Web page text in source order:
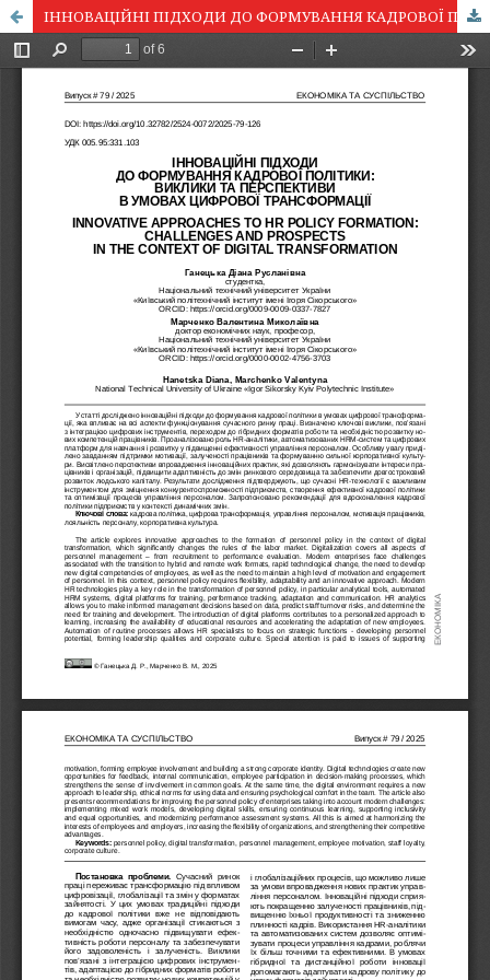
ІННОВАЦІЙНІ ПІДХОДИ ДО ФОРМУВАННЯ КАДРОВОЇ ПОЛІТИКИ: ВИКЛИКИ ТА ПЕРСПЕКТИВИ В УМОВАХ ЦИФРОВОЇ ТРАНСФОРМАЦІЇ